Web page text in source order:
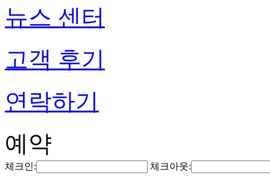
뉴스 센터
고객 후기
연락하기
예약
체크인: 체크아웃: